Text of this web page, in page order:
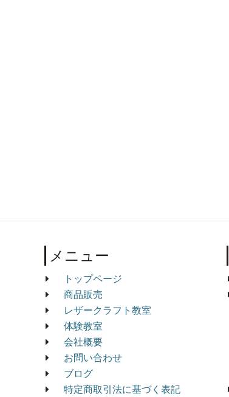
メニュー
トップページ
商品販売
レザークラフト教室
体験教室
会社概要
お問い合わせ
ブログ
特定商取引法に基づく表記